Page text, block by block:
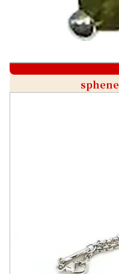
sphene